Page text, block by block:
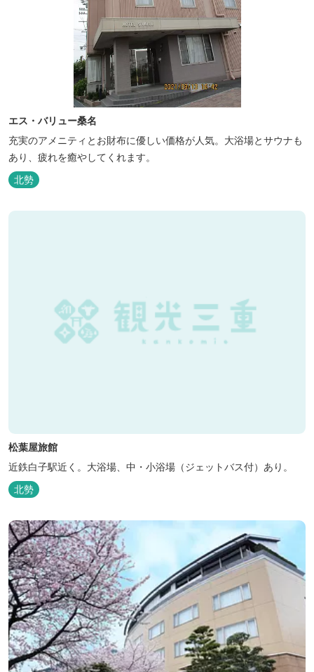
エス・バリュー桑名
充実のアメニティとお財布に優しい価格が人気。大浴場とサウナも
あり、疲れを癒やしてくれます。
北勢
松葉屋旅館
近鉄白子駅近く。大浴場、中・小浴場（ジェットバス付）あり。
北勢